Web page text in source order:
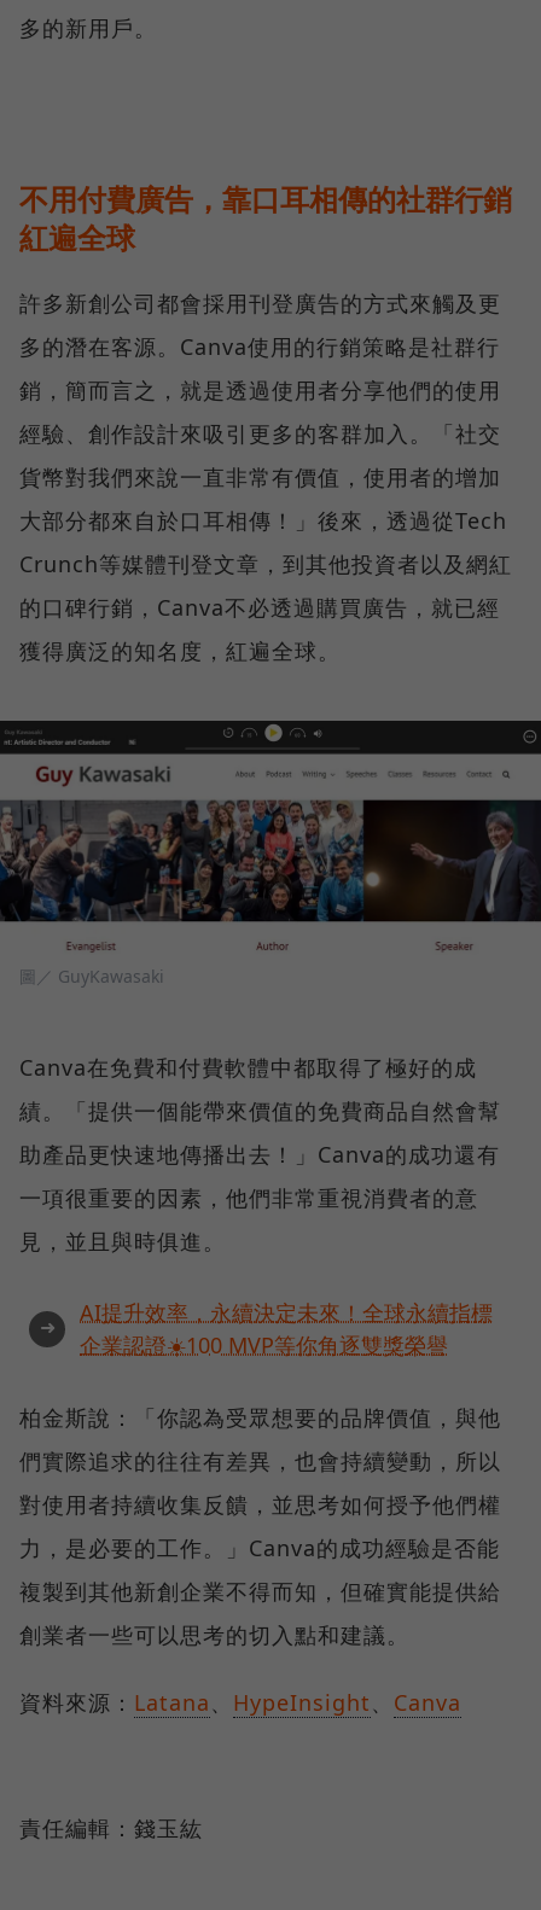
多的新用戶。
不用付費廣告，靠口耳相傳的社群行銷
紅遍全球
許多新創公司都會採用刊登廣告的方式來觸及更
多的潛在客源。Canva使用的行銷策略是社群行
銷，簡而言之，就是透過使用者分享他們的使用
經驗、創作設計來吸引更多的客群加入。「社交
貨幣對我們來說一直非常有價值，使用者的增加
大部分都來自於口耳相傳！」後來，透過從Tech
Crunch等媒體刊登文章，到其他投資者以及網紅
的口碑行銷，Canva不必透過購買廣告，就已經
獲得廣泛的知名度，紅遍全球。
圖／ GuyKawasaki
Canva在免費和付費軟體中都取得了極好的成
績。「提供一個能帶來價值的免費商品自然會幫
助產品更快速地傳播出去！」Canva的成功還有
一項很重要的因素，他們非常重視消費者的意
見，並且與時俱進。
➜
AI提升效率，永續決定未來！全球永續指標
企業認證☀️100 MVP等你角逐雙獎榮譽
柏金斯說：「你認為受眾想要的品牌價值，與他
們實際追求的往往有差異，也會持續變動，所以
對使用者持續收集反饋，並思考如何授予他們權
力，是必要的工作。」Canva的成功經驗是否能
複製到其他新創企業不得而知，但確實能提供給
創業者一些可以思考的切入點和建議。
資料來源： Latana、 HypeInsight、 Canva
責任編輯：錢玉紘